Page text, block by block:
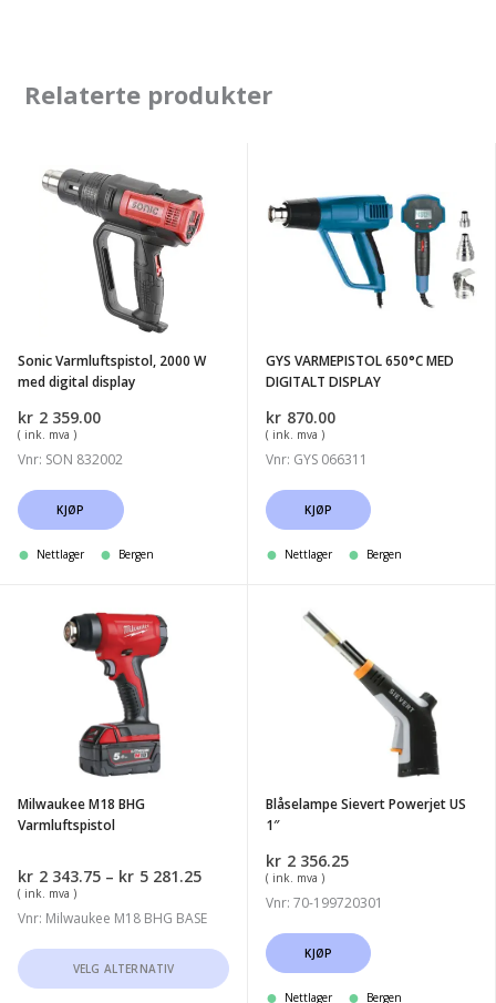
Relaterte produkter
Sonic
Varmluftspistol,
Sonic Varmluftspistol, 2000 W
med digital display
kr 2 359.00
( ink. mva )
Vnr: SON 832002
KJØP
Nettlager Bergen
VARMEPISTOL
650°C
DIGITALT
GYS VARMEPISTOL 650°C MED
DIGITALT DISPLAY
kr 870.00
( ink. mva )
Vnr: GYS 066311
KJØP
Nettlager Bergen
Milwaukee
Varmluftspistol
Milwaukee M18 BHG
Varmluftspistol
kr 2 343.75 – kr 5 281.25Prisområde:
343.75
kr5
281.25
( ink. mva )
Vnr: Milwaukee M18 BHG BASE
VELG ALTERNATIV
Dette
produktet
Blåselampe
Blåselampe Sievert Powerjet US
1″
kr 2 356.25
( ink. mva )
Vnr: 70-199720301
KJØP
Nettlager Bergen